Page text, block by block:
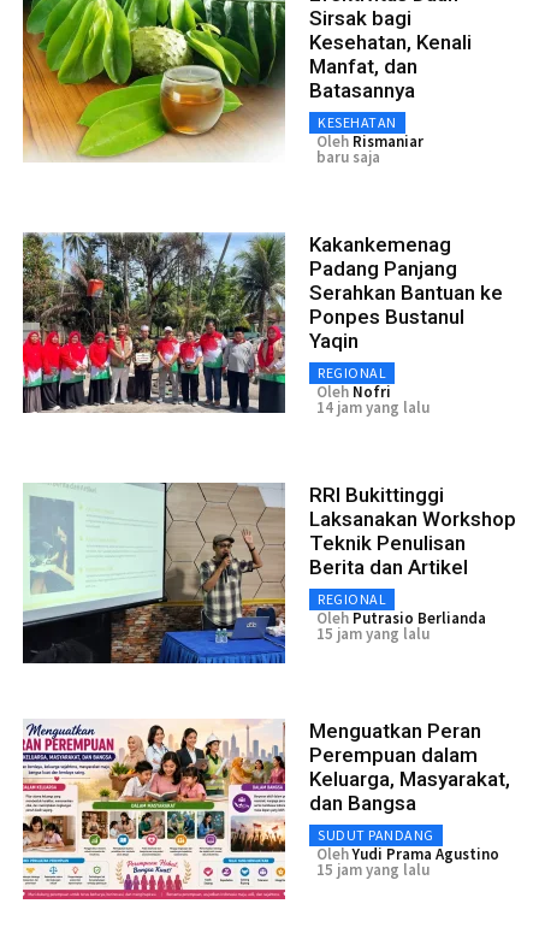
Sirsak bagi
Kesehatan, Kenali
Manfat, dan
Batasannya
KESEHATAN
Oleh Rismaniar
baru saja
Kakankemenag
Padang Panjang
Serahkan Bantuan ke
Ponpes Bustanul
Yaqin
REGIONAL
Oleh Nofri
14 jam yang lalu
RRI Bukittinggi
Laksanakan Workshop
Teknik Penulisan
Berita dan Artikel
REGIONAL
Oleh Putrasio Berlianda
15 jam yang lalu
Menguatkan Peran
Perempuan dalam
Keluarga, Masyarakat,
dan Bangsa
SUDUT PANDANG
OlehYudi Prama Agustino
15 jam yang lalu